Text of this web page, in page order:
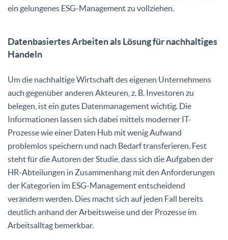
ein gelungenes ESG-Management zu vollziehen.
Datenbasiertes Arbeiten als Lösung für nachhaltiges
Handeln
Um die nachhaltige Wirtschaft des eigenen Unternehmens
auch gegenüber anderen Akteuren, z. B. Investoren zu
belegen, ist ein gutes Datenmanagement wichtig. Die
Informationen lassen sich dabei mittels moderner IT-
Prozesse wie einer Daten Hub mit wenig Aufwand
problemlos speichern und nach Bedarf transferieren. Fest
steht für die Autoren der Studie, dass sich die Aufgaben der
HR-Abteilungen in Zusammenhang mit den Anforderungen
der Kategorien im ESG-Management entscheidend
verändern werden. Dies macht sich auf jeden Fall bereits
deutlich anhand der Arbeitsweise und der Prozesse im
Arbeitsalltag bemerkbar.